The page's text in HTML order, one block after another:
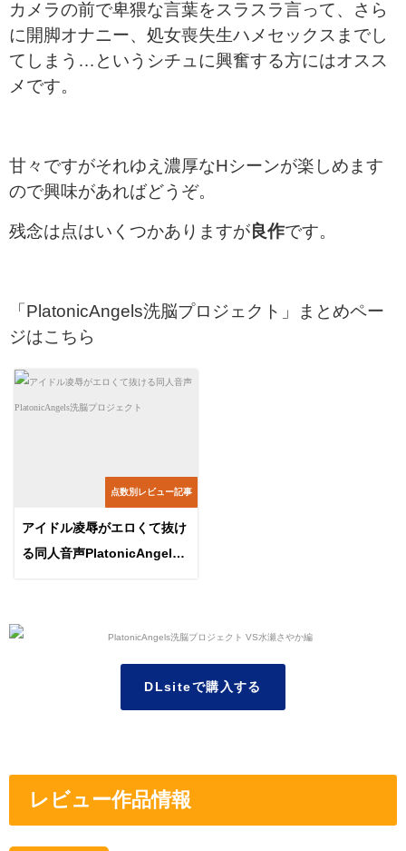
カメラの前で卑猥な言葉をスラスラ言って、さら
に開脚オナニー、処女喪失生ハメセックスまでし
てしまう…というシチュに興奮する方にはオスス
メです。
甘々ですがそれゆえ濃厚なHシーンが楽しめます
ので興味があればどうぞ。
残念は点はいくつかありますが 良作です。
「PlatonicAngels洗脳プロジェクト」まとめペー
ジはこちら
点数別レビュー記事
アイドル凌辱がエロくて抜け
る同人音声PlatonicAngels
DLsiteで購入する
レビュー作品情報